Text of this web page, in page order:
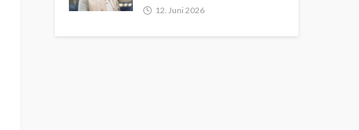
12. Juni 2026